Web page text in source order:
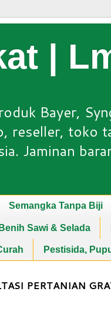
|
Bayer,
reseller, toko
Jaminan
Semangka Tanpa Biji
Benih Sawi & Selada
Pestisida,
PERTANIAN